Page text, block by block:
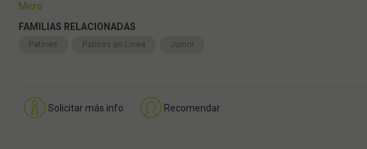
Micro
FAMILIAS RELACIONADAS
Patines Patines en Linea Junior
Solicitar más info Recomendar